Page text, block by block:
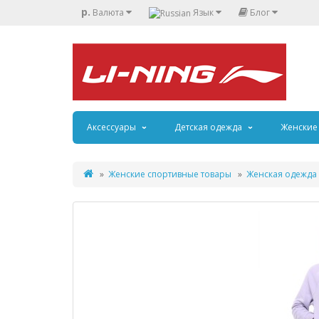
р. Валюта Язык Блог
Аксессуары Детская одежда
Женские спортивные товары Женская одежда